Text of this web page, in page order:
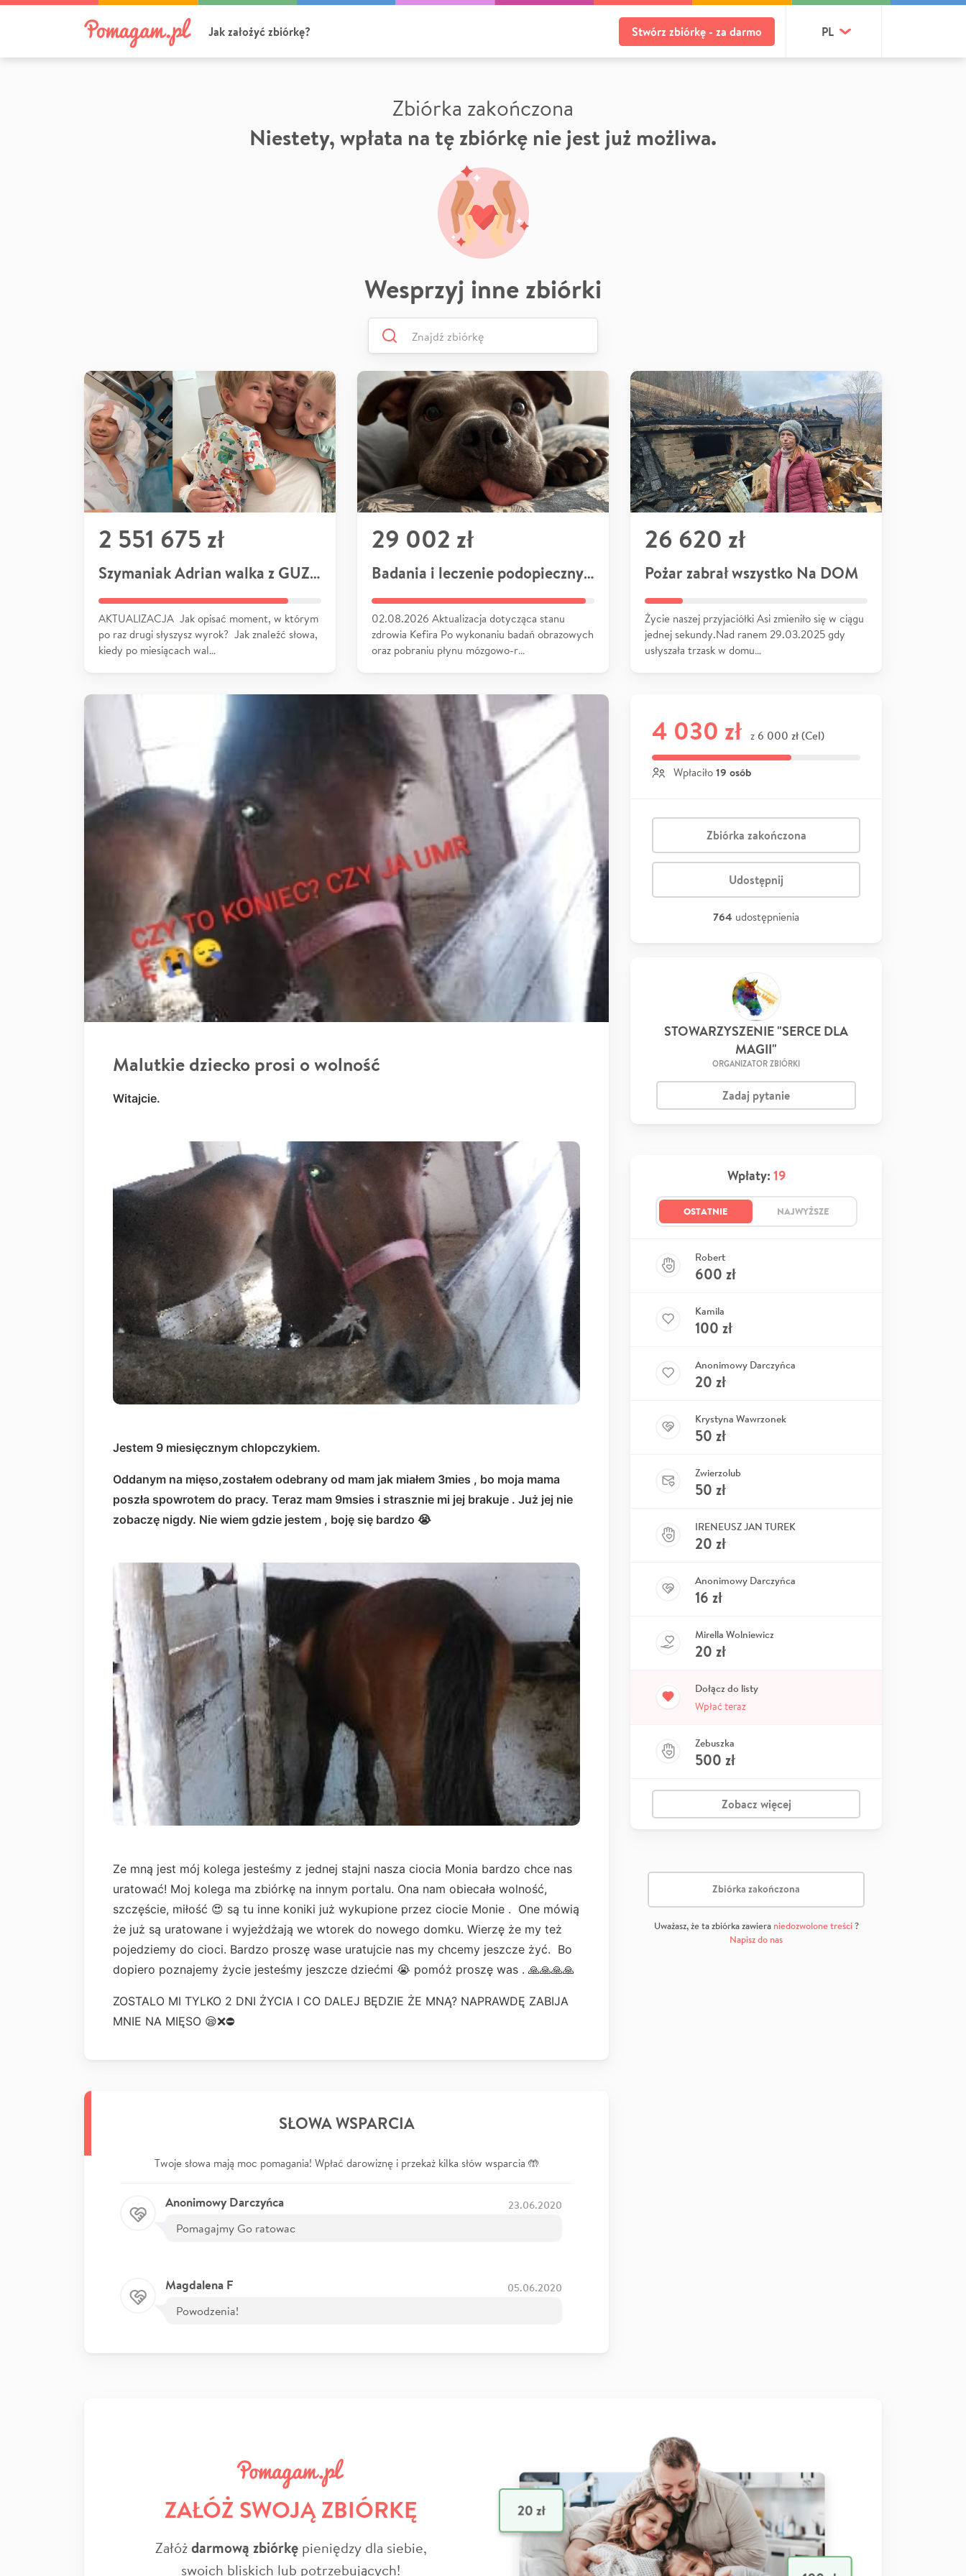
Jak założyć zbiórkę? Stwórz zbiórkę - za darmo PL
Zbiórka zakończona
Niestety, wpłata na tę zbiórkę nie jest już możliwa.
Wesprzyj inne zbiórki
2 551 675 zł
Szymaniak Adrian walka z GUZEM
AKTUALIZACJA Jak opisać moment, w którym
po raz drugi słyszysz wyrok? Jak znaleźć słowa,
kiedy po miesiącach wal…
29 002 zł
Badania i leczenie podopiecznych
02.08.2026 Aktualizacja dotycząca stanu
zdrowia Kefira Po wykonaniu badań obrazowych
oraz pobraniu płynu mózgowo-r…
26 620 zł
Pożar zabrał wszystko Na DOM
Życie naszej przyjaciółki Asi zmieniło się w ciągu
jednej sekundy.Nad ranem 29.03.2025 gdy
usłyszała trzask w domu…
Malutkie dziecko prosi o wolność
Witajcie.
Jestem 9 miesięcznym chlopczykiem.
Oddanym na mięso,zostałem odebrany od mam jak miałem 3mies , bo moja mama
poszła spowrotem do pracy. Teraz mam 9msies i strasznie mi jej brakuje . Już jej nie
zobaczę nigdy. Nie wiem gdzie jestem , boję się bardzo 😭
Ze mną jest mój kolega jesteśmy z jednej stajni nasza ciocia Monia bardzo chce nas
uratować! Moj kolega ma zbiórkę na innym portalu. Ona nam obiecała wolność,
szczęście, miłość 😍 są tu inne koniki już wykupione przez ciocie Monie . One mówią
że już są uratowane i wyjeżdżają we wtorek do nowego domku. Wierzę że my też
pojedziemy do cioci. Bardzo proszę wase uratujcie nas my chcemy jeszcze żyć. Bo
dopiero poznajemy życie jesteśmy jeszcze dziećmi 😭 pomóż proszę was . 🙏🙏🙏🙏
ZOSTALO MI TYLKO 2 DNI ŻYCIA I CO DALEJ BĘDZIE ŻE MNĄ? NAPRAWDĘ ZABIJA
MNIE NA MIĘSO 😪❌⛔
SŁOWA WSPARCIA
Twoje słowa mają moc pomagania! Wpłać darowiznę i przekaż kilka słów wsparcia 🤲
Anonimowy Darczyńca 23.06.2020
Pomagajmy Go ratowac
Magdalena F 05.06.2020
Powodzenia!
4 030 zł z 6 000 zł (Cel)
Wpłaciło 19 osób
Zbiórka zakończona
Udostępnij
764 udostępnienia
STOWARZYSZENIE "SERCE DLA
MAGII"
ORGANIZATOR ZBIÓRKI
Zadaj pytanie
Wpłaty: 19
OSTATNIE NAJWYŻSZE
Robert
600 zł
Kamila
100 zł
Anonimowy Darczyńca
20 zł
Krystyna Wawrzonek
50 zł
Zwierzolub
50 zł
IRENEUSZ JAN TUREK
20 zł
Anonimowy Darczyńca
16 zł
Mirella Wolniewicz
20 zł
Dołącz do listy
Wpłać teraz
Zebuszka
500 zł
Zobacz więcej
Zbiórka zakończona
Uważasz, że ta zbiórka zawiera niedozwolone treści?
Napisz do nas
ZAŁÓŻ SWOJĄ ZBIÓRKĘ
Załóżdarmową zbiórkępieniędzy dla siebie,
swoich bliskich lub potrzebujących!